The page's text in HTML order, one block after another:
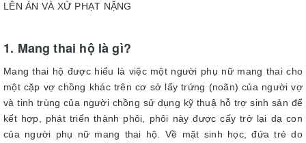
LÊN ÁN VÀ XỬ PHẠT NẶNG
1. Mang thai hộ là gì?
Mang thai hộ được hiểu là việc một người phụ nữ mang thai cho
một cặp vợ chồng khác trên cơ sở lấy trứng (noãn) của người vợ
và tinh trùng của người chồng sử dụng kỹ thuậ hỗ trợ sinh sản để
kết hợp, phát triển thành phôi, phôi này được cấy trở lại dạ con
của người phụ nữ mang thai hộ. Về mặt sinh học, đứa trẻ do